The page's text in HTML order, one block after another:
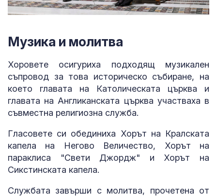
Музика и молитва
Хоровете осигуриха подходящ музикален
съпровод за това историческо събиране, на
което главата на Католическата църква и
главата на Англиканската църква участваха в
съвместна религиозна служба.
Гласовете си обединиха Хорът на Кралската
капела на Негово Величество, Хорът на
параклиса "Свети Джордж" и Хорът на
Сикстинската капела.
Службата завърши с молитва, прочетена от